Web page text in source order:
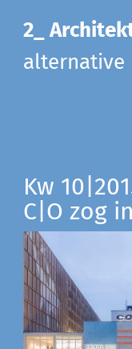
2_
alternative
Kw
C|O zog